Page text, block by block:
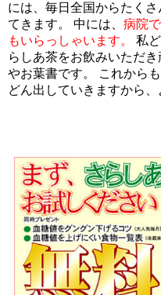
には、毎日全国からたく
てきます。 中には、 病院
もいらっしゃいます。
私
らしあ茶をお飲みいただ
やお葉書です。 これから
どん出していきますから、